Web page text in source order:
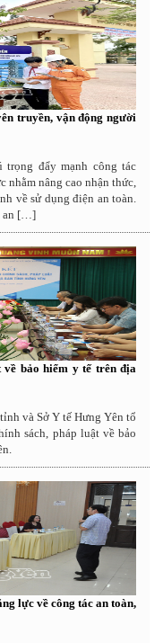
truyền, vận động người
đẩy mạnh công tác
nâng cao nhận thức,
về sử dụng điện an toàn.
an […]
về bảo hiểm y tế trên địa
và Sở Y tế Hưng Yên tổ
sách, pháp luật về bảo
lực về công tác an toàn,